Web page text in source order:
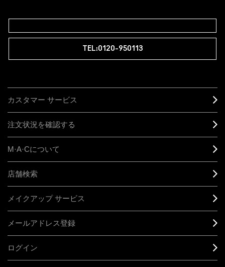
TEL:0120-950113
カスタマー サービス
注文状況を確認する
M·A·Cについて
店舗検索
メイクアップ サービス
メールアドレス登録
ログイン